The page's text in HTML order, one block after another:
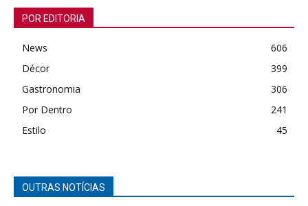
POR EDITORIA
News
606
Décor
399
Gastronomia
306
Por Dentro
241
Estilo
45
OUTRAS NOTÍCIAS